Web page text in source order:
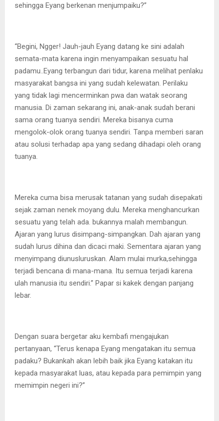
sehingga Eyang berkenan menjumpaiku?”
“Begini, Ngger! Jauh-jauh Eyang datang ke sini adalah
semata-mata karena ingin menyampaikan sesuatu hal
padamu..Eyang terbangun dari tidur, karena melihat penlaku
masyarakat bangsa ini yang sudah kelewatan. Perilaku
yang tidak lagi mencerminkan pwa dan watak seorang
manusia. Di zaman sekarang ini, anak-anak sudah berani
sama orang tuanya sendiri. Mereka bisanya cuma
mengolok-olok orang tuanya sendiri. Tanpa memberi saran
atau solusi terhadap apa yang sedang dihadapi oleh orang
tuanya.
Mereka cuma bisa merusak tatanan yang sudah disepakati
sejak zaman nenek moyang dulu. Mereka menghancurkan
sesuatu yang telah ada. bukannya malah membangun.
Ajaran yang lurus disimpang-simpangkan. Dah ajaran yang
sudah lurus dihina dan dicaci maki. Sementara ajaran yang
menyimpang diunusluruskan. Alam mulai murka,sehingga
terjadi bencana di mana-mana. Itu semua terjadi karena
ulah manusia itu sendiri.” Papar si kakek dengan panjang
lebar.
Dengan suara bergetar aku kembafi mengajukan
pertanyaan, “Terus kenapa Eyang mengatakan itu semua
padaku? Bukankah akan lebih baik jika Eyang katakan itu
kepada masyarakat luas, atau kepada para pemimpin yang
memimpin negeri ini?”